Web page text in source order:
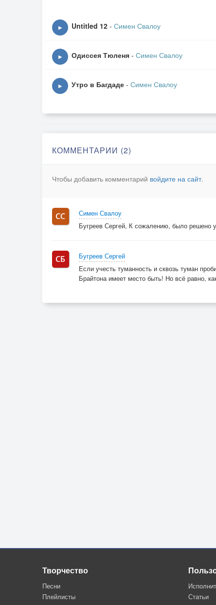
▶ Untitled 12 - Симен Свалоу
▶ Одиссея Тюленя - Симен Свалоу
▶ Утро в Багдаде - Симен Свалоу
КОММЕНТАРИИ (2)
Чтобы добавить комментарий войдите на сайт.
Симен Свалоу
Бугреев Сергей, К сожалению, было решено
Бугреев Сергей
Если учесть туманность и сквозь туман
Брайтона имеет место быть! Но всё равно,
Творчество
Песни
Плейлисты
Статьи